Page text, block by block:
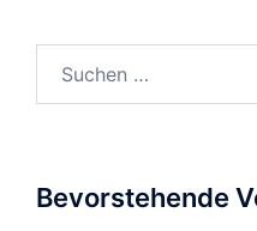
Bevorstehende